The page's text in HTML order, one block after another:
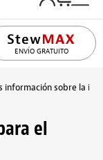
ENVÍO GRATUITO
información sobre la
el